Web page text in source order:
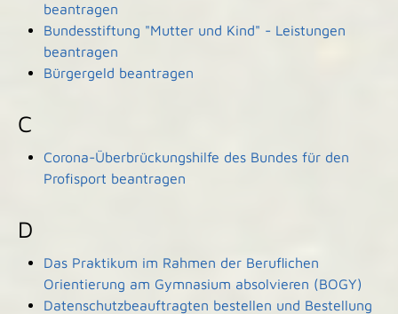
beantragen
Bundesstiftung "Mutter und Kind" - Leistungen
beantragen
Bürgergeld beantragen
C
Corona-Überbrückungshilfe des Bundes für den
Profisport beantragen
D
Das Praktikum im Rahmen der Beruflichen
Orientierung am Gymnasium absolvieren (BOGY)
Datenschutzbeauftragten bestellen und Bestellung